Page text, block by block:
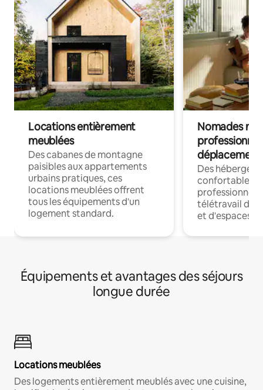
Locations entièrement
meublées
Des cabanes de montagne
paisibles aux appartements
urbains pratiques, ces
locations meublées offrent
tous les équipements d'un
logement standard.
Nomades
déplacement
Des
confortables
professionnels
télétravail
et d'espaces
Équipements et avantages des séjours
longue durée
Locations meublées
Des logements entièrement meublés avec une cuisine,